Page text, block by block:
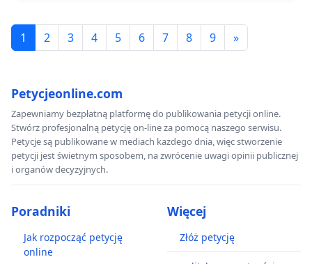
1 2 3 4 5 6 7 8 9 »
Petycjeonline.com
Zapewniamy bezpłatną platformę do publikowania petycji online.
Stwórz profesjonalną petycję on-line za pomocą naszego serwisu.
Petycje są publikowane w mediach każdego dnia, więc stworzenie
petycji jest świetnym sposobem, na zwrócenie uwagi opinii publicznej
i organów decyzyjnych.
Poradniki
Jak rozpocząć petycję
online
Więcej
Złóż petycję